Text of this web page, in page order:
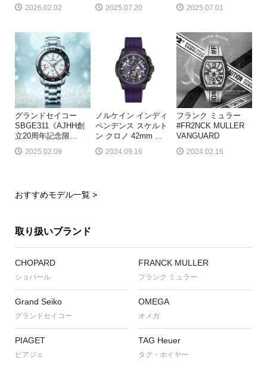
2026.02.02 2025.07.20 2025.07.01
グランドセイコー
SBGE311《AJHH創
立20周年記念限
2025.02.09
ノルケイン インディ
ペンデンス スケルト
ン クロノ 42mm
2024.09.16
フランク ミュラー
#FR2NCK MULLER
VANGUARD
2024.02.16
おすすめモデル一覧 >
取り扱いブランド
CHOPARD
ショパール
FRANCK MULLER
フランク ミュラー
Grand Seiko
グランドセイコー
OMEGA
オメガ
PIAGET
ピアジェ
TAG Heuer
タグ・ホイヤー